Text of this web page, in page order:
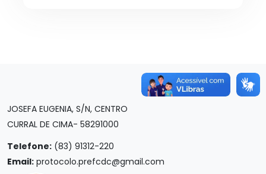
JOSEFA EUGENIA, S/N, CENTRO
CURRAL DE CIMA- 58291000
Telefone: (83) 91312-220
Email: protocolo.prefcdc@gmail.com